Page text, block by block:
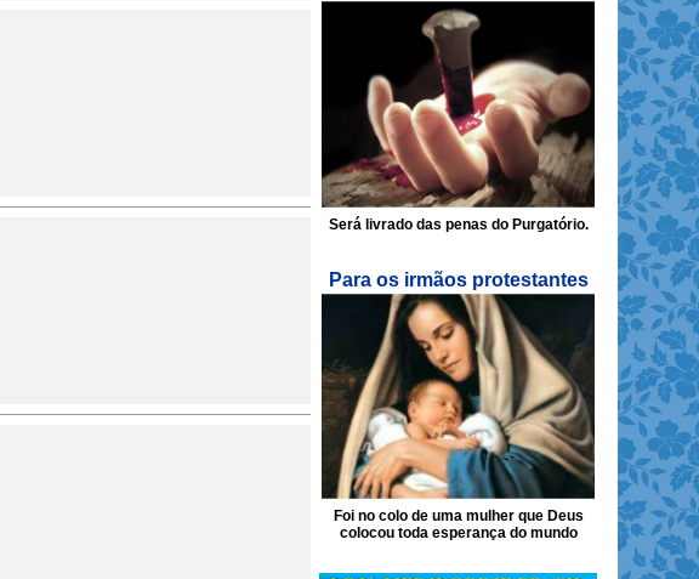
Será livrado das penas do Purgatório.
Para os irmãos protestantes
Foi no colo de uma mulher que Deus
colocou toda esperança do mundo